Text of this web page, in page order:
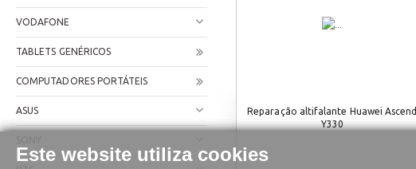
Este website utiliza cookies
VODAFONE
TABLETS GENÉRICOS
COMPUTADORES PORTÁTEIS
ASUS
Reparação altifalante Huawei Ascend
Y330